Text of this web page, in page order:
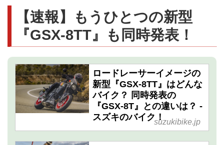
【速報】もうひとつの新型
『GSX-8TT』も同時発表！
ロードレーサーイメージの
新型『GSX-8TT』はどんな
バイク？ 同時発表の
『GSX-8T』との違いは？ -
スズキのバイク！suzukibike.jp